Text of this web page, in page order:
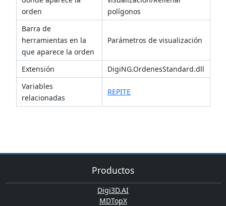
orden
polígonos
Barra de
herramientas en la
que aparece la orden
Parámetros de visualización
Extensión
DigiNG.OrdenesStandard.dll
Variables
relacionadas
REPITE
Productos
Digi3D.AI
MDTopX